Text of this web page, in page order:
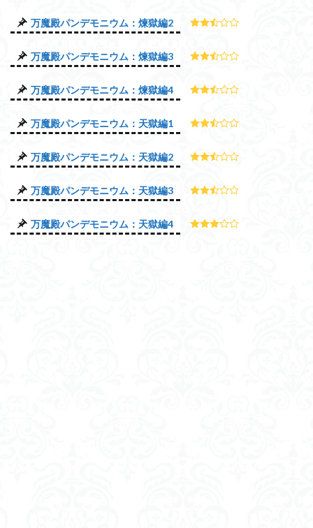
万魔殿パンデモニウム：煉獄編2
万魔殿パンデモニウム：煉獄編3
万魔殿パンデモニウム：煉獄編4
万魔殿パンデモニウム：天獄編1
万魔殿パンデモニウム：天獄編2
万魔殿パンデモニウム：天獄編3
万魔殿パンデモニウム：天獄編4